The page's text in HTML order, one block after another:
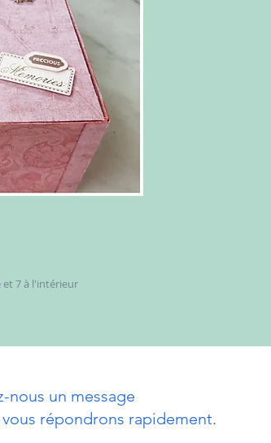
et 7 à l'intérieur
nous un message
répondrons rapidement.